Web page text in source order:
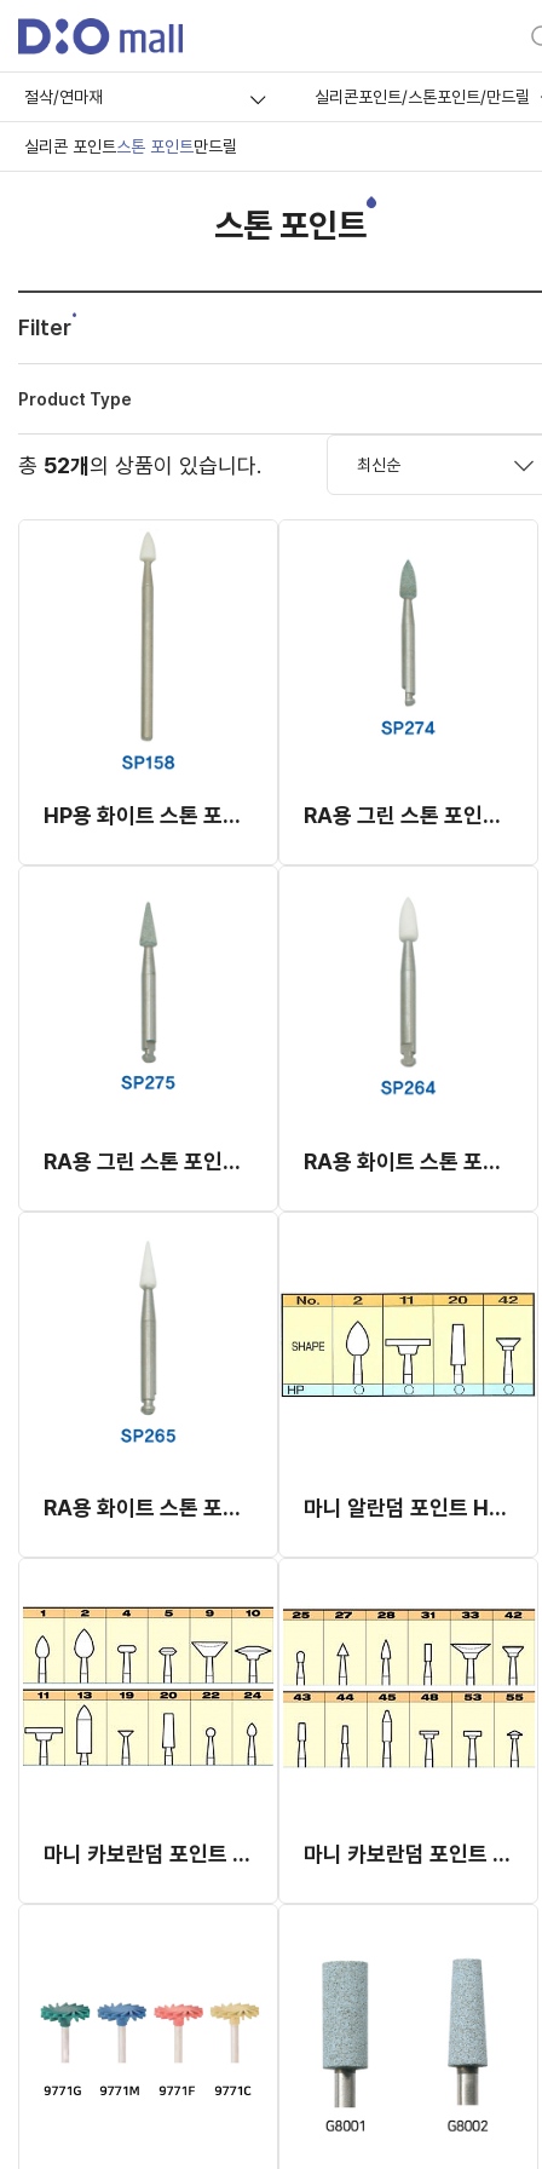
절삭/연마재 실리콘포인트/스톤포인트/만드릴
실리콘 포인트스톤 포인트만드릴
스톤 포인트
Filter
Product Type
총 52개의 상품이 있습니다.
HP용 화이트 스톤 포인트 (#158) RA용 그린 스톤 포인트 (#274)
RA용 그린 스톤 포인트 (#275) RA용 화이트 스톤 포인트 (#264)
RA용 화이트 스톤 포인트 (#265) 마니 알란덤 포인트 HP (핑크) (재고 소진 후 단종)
마니 카보란덤 포인트 (1 ~ 24) (재고 소진 후 단종) 마니 카보란덤 포인트 (25 ~ 53) (재고 소진 후 단종)